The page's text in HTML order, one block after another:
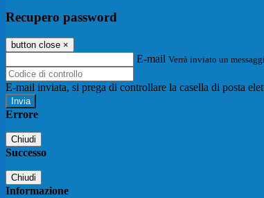
Recupero password
button close ×
E-mail Verrà inviato un
E-mail inviata, si prega di controllare la casella di posta
Errore
Chiudi
Successo
Chiudi
Informazione